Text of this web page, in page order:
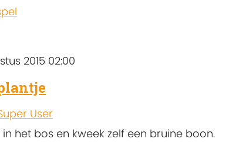
2015 02:00
User
het bos en kweek zelf een bruine boon.